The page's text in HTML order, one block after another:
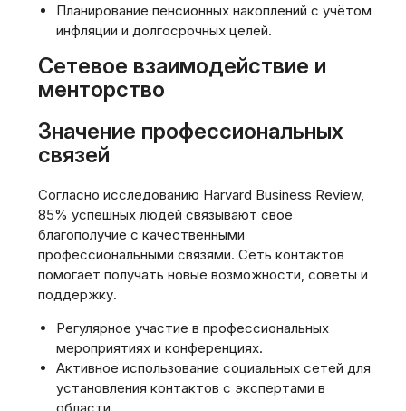
Планирование пенсионных накоплений с учётом
инфляции и долгосрочных целей.
Сетевое взаимодействие и
менторство
Значение профессиональных
связей
Согласно исследованию Harvard Business Review,
85% успешных людей связывают своё
благополучие с качественными
профессиональными связями. Сеть контактов
помогает получать новые возможности, советы и
поддержку.
Регулярное участие в профессиональных
мероприятиях и конференциях.
Активное использование социальных сетей для
установления контактов с экспертами в